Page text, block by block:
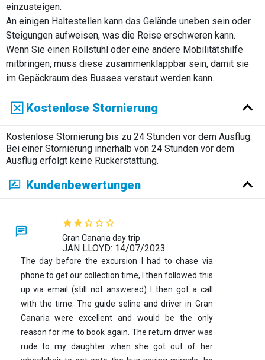
einzusteigen.
An einigen Haltestellen kann das Gelände uneben sein oder
Steigungen aufweisen, was die Reise erschweren kann.
Wenn Sie einen Rollstuhl oder eine andere Mobilitätshilfe
mitbringen, muss diese zusammenklappbar sein, damit sie
im Gepäckraum des Busses verstaut werden kann.
Kostenlose Stornierung
Kostenlose Stornierung bis zu 24 Stunden vor dem Ausflug.
Bei einer Stornierung innerhalb von 24 Stunden vor dem
Ausflug erfolgt keine Rückerstattung.
Kundenbewertungen
Gran Canaria day trip
JAN LLOYD: 14/07/2023
The day before the excursion I had to chase via
phone to get our collection time, I then followed this
up via email (still not answered) I then got a call
with the time. The guide seline and driver in Gran
Canaria were excellent and would be the only
reason for me to book again. The return driver was
rude to my daughter when she got out of her